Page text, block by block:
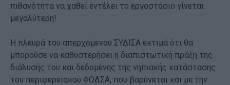
πιθανότητα να χαθεί εντέλει το εργοστάσιο γίνεται
μεγαλύτερη!
Η πλευρά του απερχόμενου ΣΥΔΙΣΑ εκτιμά ότι θα
μπορούσε να καθυστερήσει η διαπιστωτική πράξη της
διάλυσής του και δεδομένης της νηπιακής κατάστασης
του περιφερειακού ΦΟΔΣΑ, που βαρύνεται και με την